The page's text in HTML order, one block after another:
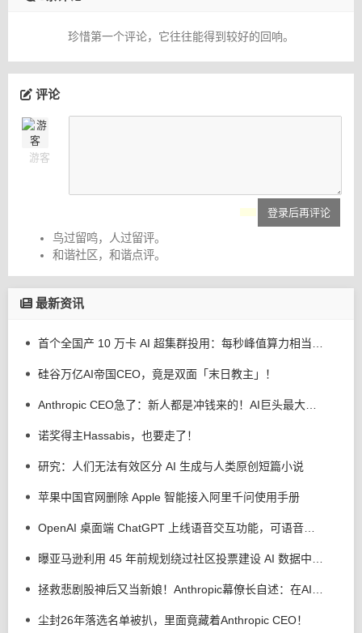
珍惜第一个评论，它往往能得到较好的回响。
评论
游客
登录后再评论
鸟过留鸣，人过留评。
和谐社区，和谐点评。
最新资讯
硅谷万亿AI帝国CEO，竟是双面「末日教主」！
诺奖得主Hassabis，也要走了！
研究：人们无法有效区分 AI 生成与人类原创短篇小说
苹果中国官网删除 Apple 智能接入阿里千问使用手册
尘封26年落选名单被扒，里面竟藏着Anthropic CEO！